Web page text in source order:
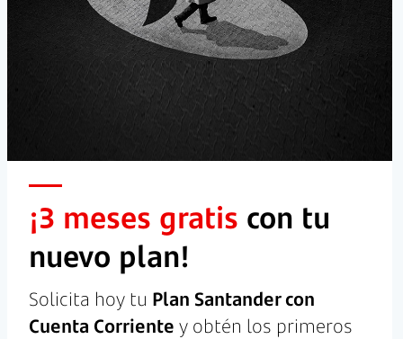
¡3 meses gratis con tu
nuevo plan!
Solicita hoy tu Plan Santander con
Cuenta Corriente y obtén los primeros